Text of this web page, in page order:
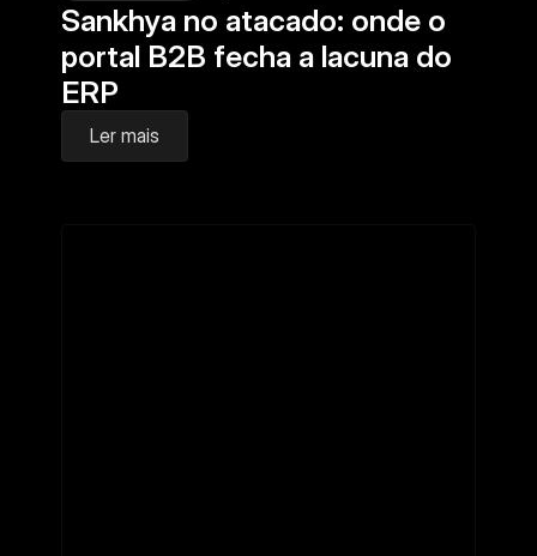
Sankhya no atacado: onde o
portal B2B fecha a lacuna do
ERP
Ler mais